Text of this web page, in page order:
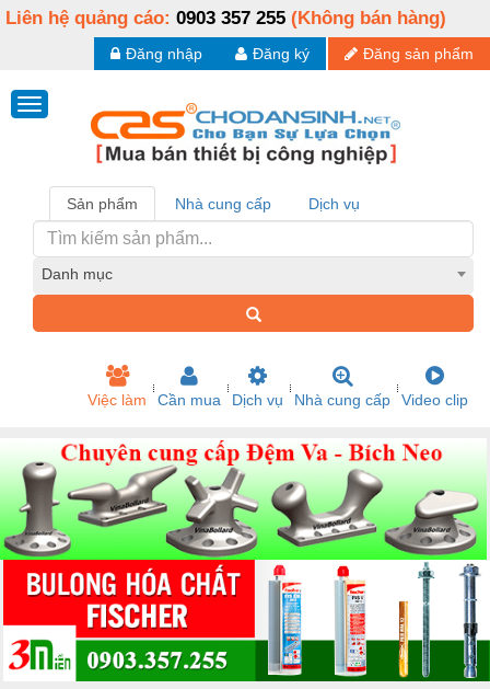
Liên hệ quảng cáo: 0903 357 255 (Không bán hàng)
Đăng sản phẩm
Đăng ký
Đăng nhập
Sản phẩm Nhà cung cấp Dịch vụ
Danh mục
Việc làm Cần mua Dịch vụ Nhà cung cấp Video clip